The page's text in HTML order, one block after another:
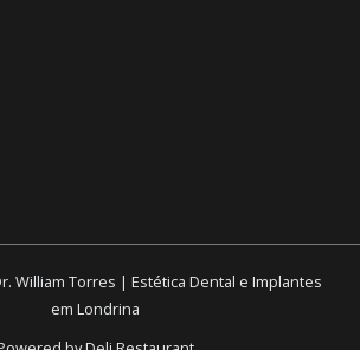
William Torres | Estética Dental e Implantes
em Londrina